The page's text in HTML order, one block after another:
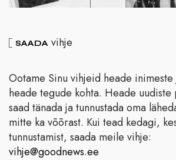
SAADA vihje
Ootame Sinu vihjeid heade inimeste
heade tegude kohta. Heade uudiste
saad tänada ja tunnustada oma
mitte ka võõrast. Kui tead kedagi,
tunnustamist, saada meile vihje:
vihje@goodnews.ee